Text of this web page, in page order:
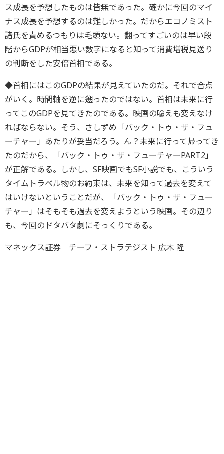
ス成長を予想したものは皆無であった。確かに今回のマイ
ナス成長を予想するのは難しかった。だからエコノミスト
諸氏を責めるつもりは毛頭ない。翻ってすごいのは早い段
階からGDPが相当悪い数字になると知って消費増税見送り
の判断をした安倍首相である。
◆首相にはこのGDPの結果が見えていたのだ。それで合点
がいく。時間軸を逆に遡ったのではない。首相は未来に行
ってこのGDPを見てきたのである。映画の喩えも変えなけ
ればならない。そう、さしずめ「バック・トゥ・ザ・フュ
ーチャー」あたりが妥当だろう。ん？未来に行って帰ってき
たのだから、「バック・トゥ・ザ・フューチャーPART2」
が正解である。しかし、SF映画でもSF小説でも、こういう
タイムトラベル物のお約束は、未来を知って過去を変えて
はいけないということだが、「バック・トゥ・ザ・フュー
チャー」はそもそも過去を変えようという映画。その辺り
も、今回のドタバタ劇にそっくりである。
マネックス証券 チーフ・ストラテジスト 広木 隆